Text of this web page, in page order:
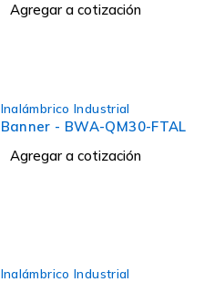
Agregar a cotización
Inalámbrico Industrial
Banner - BWA-QM30-FTAL
Agregar a cotización
Inalámbrico Industrial